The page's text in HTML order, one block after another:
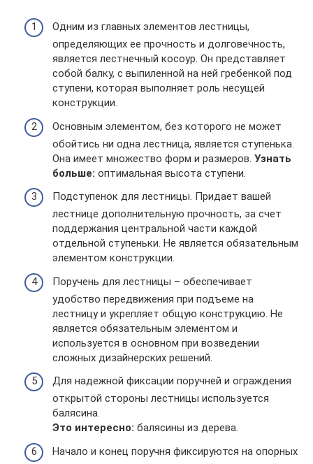
Одним из главных элементов лестницы,
определяющих ее прочность и долговечность,
является лестнечный косоур. Он представляет
собой балку, с выпиленной на ней гребенкой под
ступени, которая выполняет роль несущей
конструкции.
Основным элементом, без которого не может
обойтись ни одна лестница, является ступенька.
Она имеет множество форм и размеров. Узнать
больше: оптимальная высота ступени.
Подступенок для лестницы. Придает вашей
лестнице дополнительную прочность, за счет
поддержания центральной части каждой
отдельной ступеньки. Не является обязательным
элементом конструкции.
Поручень для лестницы – обеспечивает
удобство передвижения при подъеме на
лестницу и укрепляет общую конструкцию. Не
является обязательным элементом и
используется в основном при возведении
сложных дизайнерских решений.
Для надежной фиксации поручней и ограждения
открытой стороны лестницы используется
балясина.
Это интересно: балясины из дерева.
Начало и конец поручня фиксируются на опорных